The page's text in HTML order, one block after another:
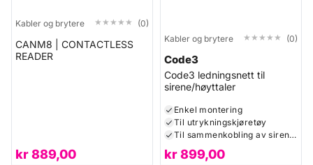
Kabler og brytere ★★★★★
★★★★★ (0)
CANM8 | CONTACTLESS
READER
kr889,00
Kabler og brytere ★★★★★
★★★★★ (0)
Code3
Code3 ledningsnett til
sirene/høyttaler
Enkel montering
Til utrykningskjøretøy
Til sammenkobling av sirene og høytaler
kr899,00